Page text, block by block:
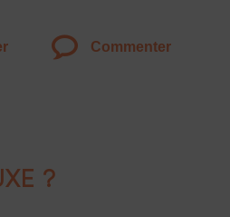
Commenter
?